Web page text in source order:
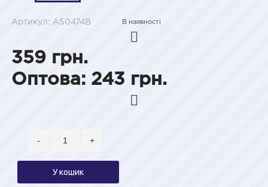
Артикул: A50474B В наявності
359 грн.
Оптова: 243 грн.
- +
У кошик